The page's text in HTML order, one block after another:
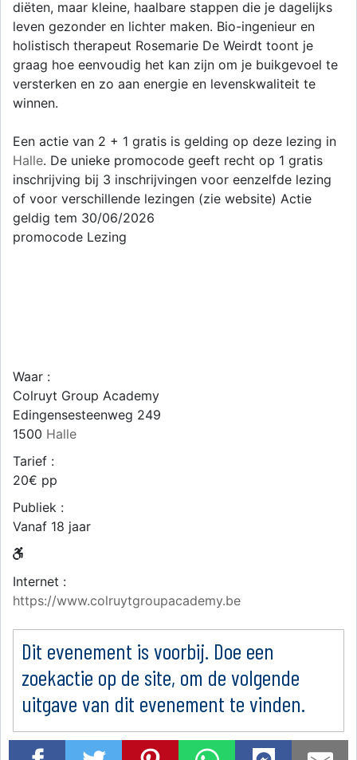
diëten, maar kleine, haalbare stappen die je dagelijks
leven gezonder en lichter maken. Bio-ingenieur en
holistisch therapeut Rosemarie De Weirdt toont je
graag hoe eenvoudig het kan zijn om je buikgevoel te
versterken en zo aan energie en levenskwaliteit te
winnen.
Een actie van 2 + 1 gratis is gelding op deze lezing in
Halle. De unieke promocode geeft recht op 1 gratis
inschrijving bij 3 inschrijvingen voor eenzelfde lezing
of voor verschillende lezingen (zie website) Actie
geldig tem 30/06/2026
promocode Lezing
Waar :
Colruyt Group Academy
Edingensesteenweg 249
1500 Halle
Tarief :
20€ pp
Publiek :
Vanaf 18 jaar
Internet :
https://www.colruytgroupacademy.be
Dit evenement is voorbij. Doe een
zoekactie op de site, om de volgende
uitgave van dit evenement te vinden.